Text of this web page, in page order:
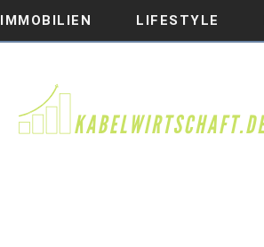
IMMOBILIEN LIFESTYLE